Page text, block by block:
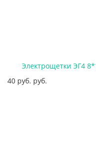
Электрощетки ЭГ4
40 руб. руб.